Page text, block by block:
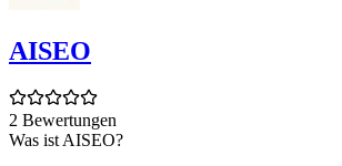
AISEO
2 Bewertungen
Was ist AISEO?